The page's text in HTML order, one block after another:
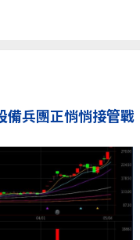
備兵團正悄悄接管戰